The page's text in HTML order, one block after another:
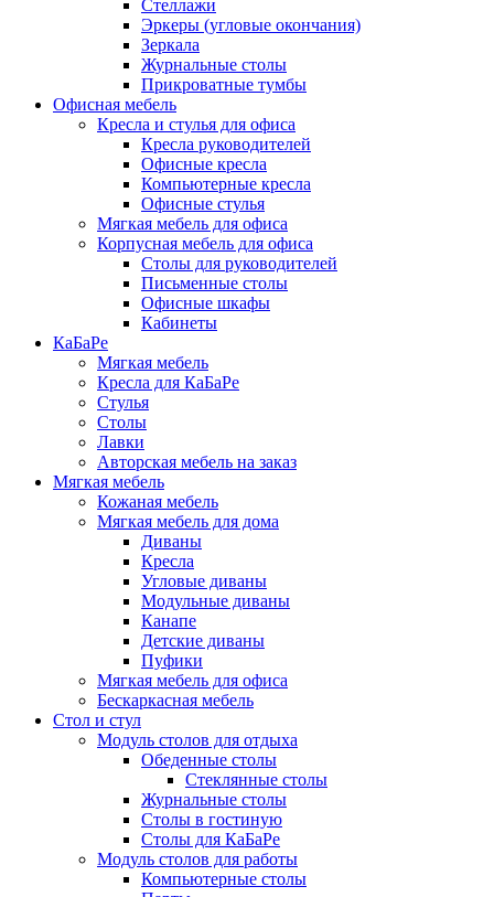
Стеллажи
Эркеры (угловые окончания)
Зеркала
Журнальные столы
Прикроватные тумбы
Офисная мебель
Кресла и стулья для офиса
Кресла руководителей
Офисные кресла
Компьютерные кресла
Офисные стулья
Мягкая мебель для офиса
Корпусная мебель для офиса
Столы для руководителей
Письменные столы
Офисные шкафы
Кабинеты
КаБаРе
Мягкая мебель
Кресла для КаБаРе
Стулья
Столы
Лавки
Авторская мебель на заказ
Мягкая мебель
Кожаная мебель
Мягкая мебель для дома
Диваны
Кресла
Угловые диваны
Модульные диваны
Канапе
Детские диваны
Пуфики
Мягкая мебель для офиса
Бескаркасная мебель
Стол и стул
Модуль столов для отдыха
Обеденные столы
Стеклянные столы
Журнальные столы
Столы в гостиную
Столы для КаБаРе
Модуль столов для работы
Компьютерные столы